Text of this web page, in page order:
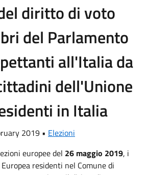
diritto di voto
del Parlamento
all'Italia da
dell'Unione
in Italia
2019 • Elezioni
europee del 26 maggio 2019, i
residenti nel Comune di